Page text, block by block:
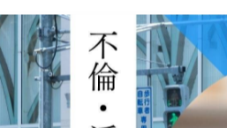
6階B-1